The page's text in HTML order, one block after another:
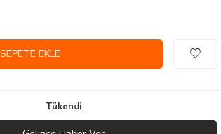
SEPETE EKLE
Tükendi